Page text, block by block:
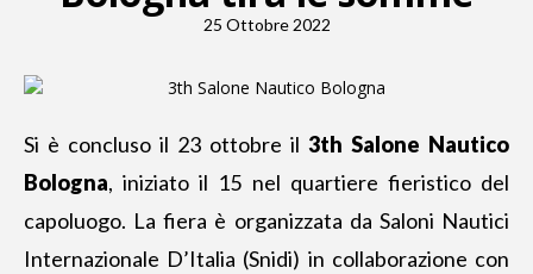
25 Ottobre 2022
Si è concluso il 23 ottobre il 3th Salone Nautico
Bologna, iniziato il 15 nel quartiere fieristico del
capoluogo. La fiera è organizzata da Saloni Nautici
Internazionale D’Italia (Snidi) in collaborazione con